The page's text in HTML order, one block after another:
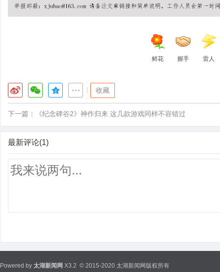
鲜花 握手 雷人
收藏
下一篇： 《纪念碑谷2》神作归来 这几款游戏同样不容错过
最新评论(1)
Powered by 太湖新闻网 X3.2 © 2015-2020 太湖新闻网版权所有